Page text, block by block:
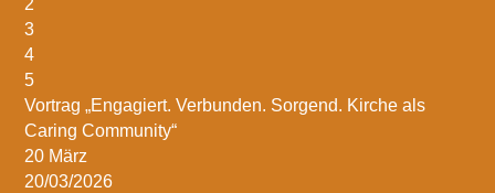
2
3
4
5
Vortrag „Engagiert. Verbunden. Sorgend. Kirche als
Caring Community“
20 März
20/03/2026